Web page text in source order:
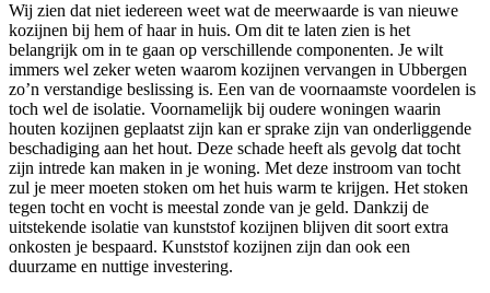
Wij zien dat niet iedereen weet wat de meerwaarde is van nieuwe
kozijnen bij hem of haar in huis. Om dit te laten zien is het
belangrijk om in te gaan op verschillende componenten. Je wilt
immers wel zeker weten waarom kozijnen vervangen in Ubbergen
zo’n verstandige beslissing is. Een van de voornaamste voordelen is
toch wel de isolatie. Voornamelijk bij oudere woningen waarin
houten kozijnen geplaatst zijn kan er sprake zijn van onderliggende
beschadiging aan het hout. Deze schade heeft als gevolg dat tocht
zijn intrede kan maken in je woning. Met deze instroom van tocht
zul je meer moeten stoken om het huis warm te krijgen. Het stoken
tegen tocht en vocht is meestal zonde van je geld. Dankzij de
uitstekende isolatie van kunststof kozijnen blijven dit soort extra
onkosten je bespaard. Kunststof kozijnen zijn dan ook een
duurzame en nuttige investering.